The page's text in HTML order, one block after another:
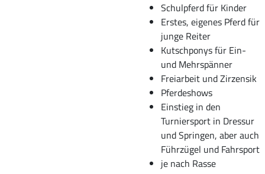
Schulpferd für Kinder
Erstes, eigenes Pferd für
junge Reiter
Kutschponys für Ein-
und Mehrspänner
Freiarbeit und Zirzensik
Pferdeshows
Einstieg in den
Turniersport in Dressur
und Springen, aber auch
Führzügel und Fahrsport
je nach Rasse